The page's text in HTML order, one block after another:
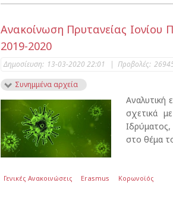
Ανακοίνωση Πρυτανείας Ιονίου
2019-2020
Δημοσίευση: 13-03-2020 22:01 Προβολές:
Συνημμένα αρχεία
Αναλυτική
σχετικά
στο θέμα
Γενικές Ανακοινώσεις Erasmus Κορωνοϊός